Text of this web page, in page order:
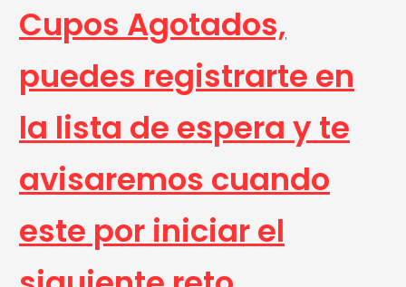
Cupos Agotados,
puedes registrarte en
la lista de espera y te
avisaremos cuando
este por iniciar el